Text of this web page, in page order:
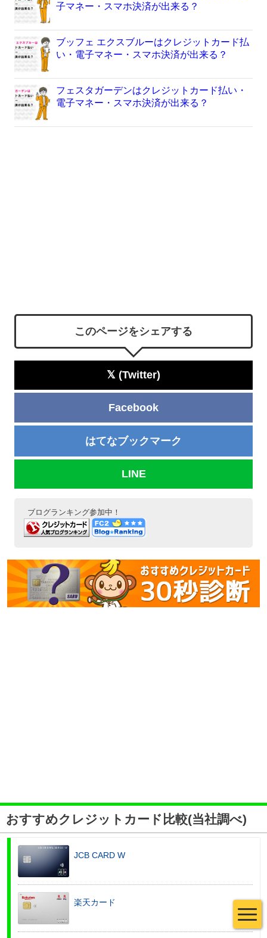
子マネー・スマホ決済が出来る？
ブッフェ エクスブルーはクレジットカード払
い・電子マネー・スマホ決済が出来る？
フェスタガーデンはクレジットカード払い・
電子マネー・スマホ決済が出来る？
このページをシェアする
𝕏 (Twitter)
Facebook
はてなブックマーク
LINE
ブログランキング参加中！
おすすめクレジットカード比較(当社調べ)
JCB CARD W
楽天カード